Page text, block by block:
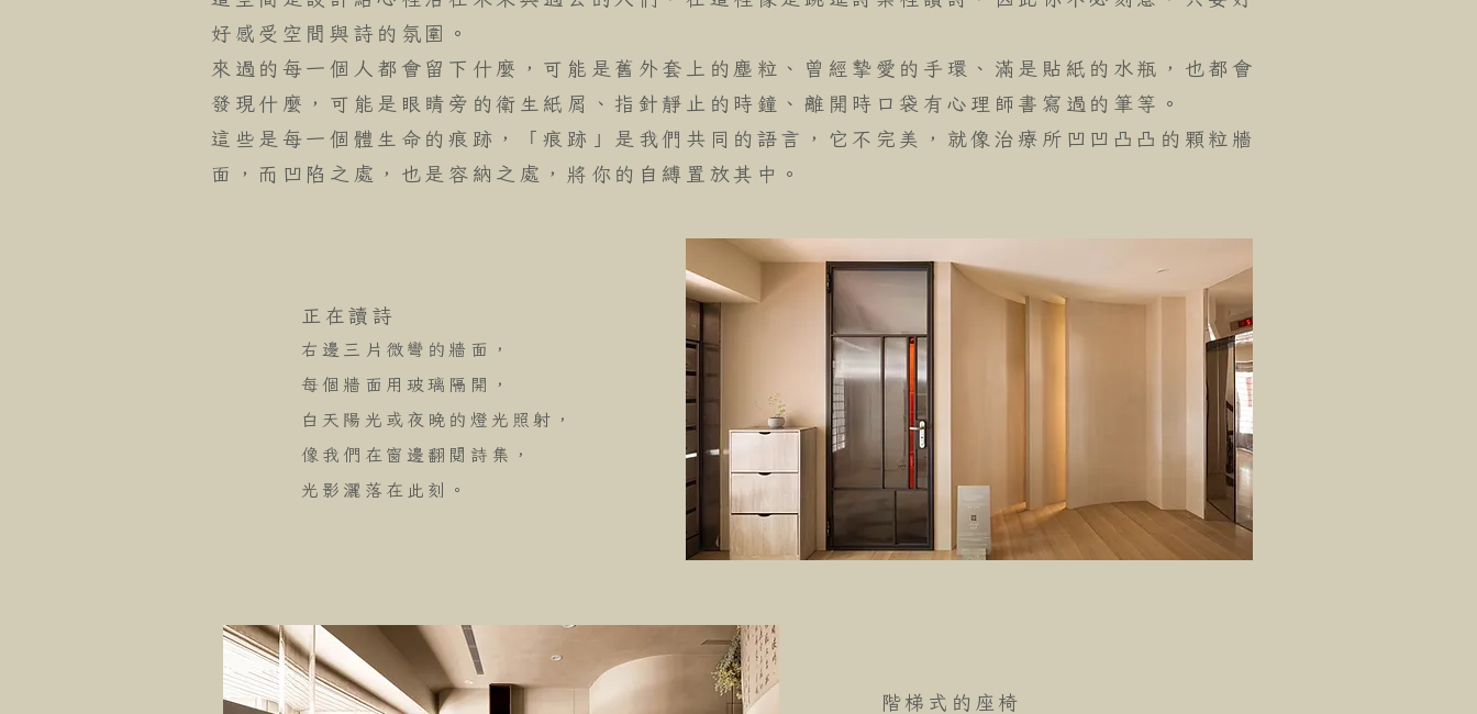
好感受空間與詩的氛圍。
來過的每一個人都會留下什麼，可能是舊外套上的塵粒、曾經摯愛的手環、滿是貼紙的水瓶， 也都會
發現什麼，可能是眼睛旁的衛生紙屑、指針靜止的時鐘、離開時口袋有心理師書寫過的筆等。
這些是每一個體生命的痕跡，「痕跡」是我們共同的語言，它不完美，就像治療所凹凹凸凸的顆粒牆
面，而凹陷之處，也是容納之處，將你的自縛置放其中。
正在讀詩
右邊三片微彎的牆面，
每個牆面用玻璃隔開，
白天陽光或夜晚的燈光照射，
像我們在窗邊翻閱詩集，
光影灑落在此刻。
階梯式的座椅